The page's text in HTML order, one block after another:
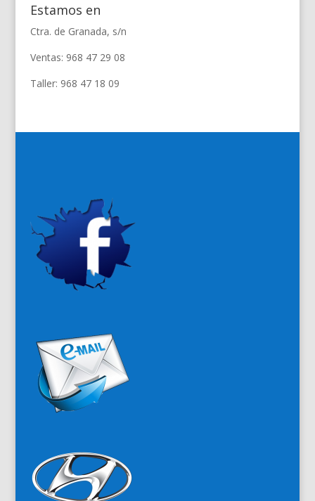
Estamos en
Ctra. de Granada, s/n
Ventas: 968 47 29 08
Taller: 968 47 18 09